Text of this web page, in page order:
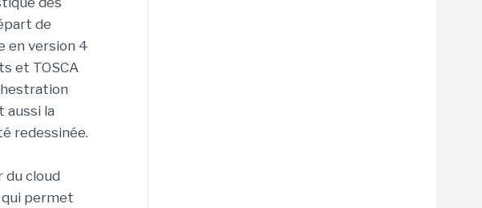
de
en version 4
et TOSCA
aussi la
redessinée.
du cloud
qui permet